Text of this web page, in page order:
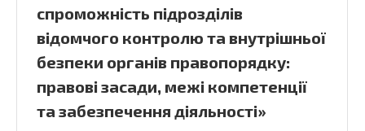
спроможність підрозділів
відомчого контролю та внутрішньої
безпеки органів правопорядку:
правові засади, межі компетенції
та забезпечення діяльності»